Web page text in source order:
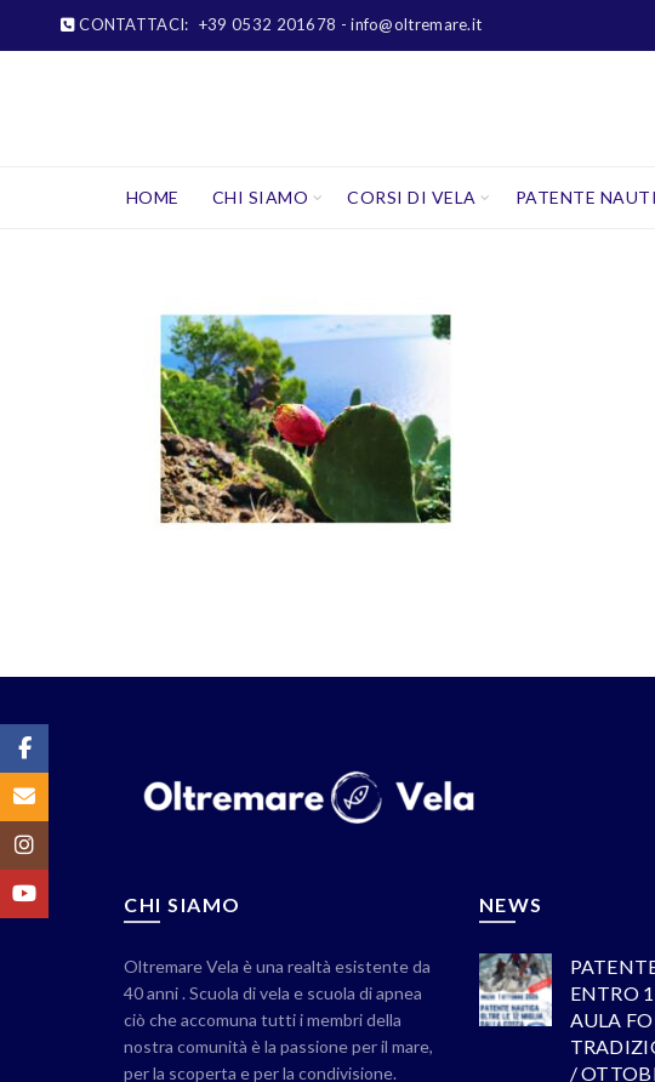
CONTATTACI: +39 0532 201678 - info@oltremare.it
HOME CHI SIAMO CORSI DI VELA PATENTE
CHI SIAMO
Oltremare Vela è una realtà esistente da
40 anni . Scuola di vela e scuola di apnea
ciò che accomuna tutti i membri della
nostra comunità è la passione per il mare,
per la scoperta e per la condivisione.
NEWS
ENTRO
AULA
/